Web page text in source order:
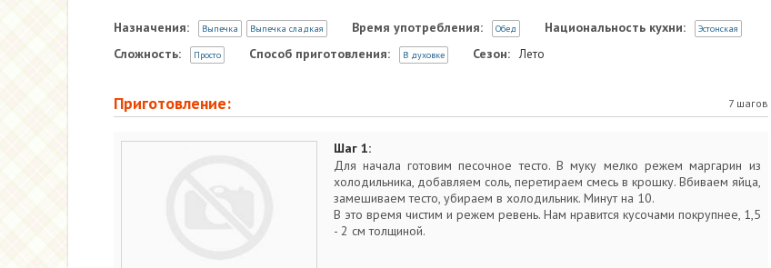
Назначения: Выпечка Выпечка сладкая Время употребления: Обед Национальность кухни: Эстонская
Сложность: Просто Способ приготовления: В духовке Сезон: Лето
Приготовление: 7 шагов
Шаг 1:
Для начала готовим песочное тесто. В муку мелко режем маргарин из
холодильника, добавляем соль, перетираем смесь в крошку. Вбиваем яйца,
замешиваем тесто, убираем в холодильник. Минут на 10.
В это время чистим и режем ревень. Нам нравится кусочами покрупнее, 1,5
- 2 см толщиной.